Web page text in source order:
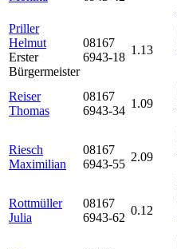
Priller
Helmut
Erster
Bürgermeister
08167
6943-18
1.13
Reiser
Thomas
08167
6943-34
1.09
Riesch
Maximilian
08167
6943-55
2.09
Rottmüller
Julia
08167
6943-62
0.12